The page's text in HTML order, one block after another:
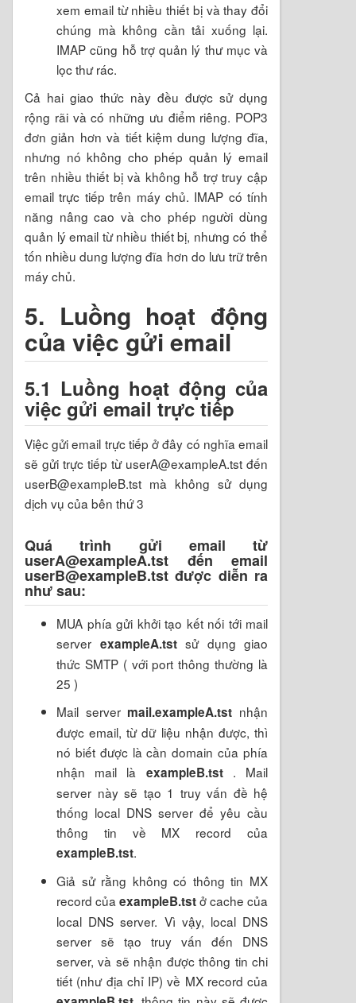
xem email từ nhiều thiết bị và thay đổi
chúng mà không cần tải xuống lại.
IMAP cũng hỗ trợ quản lý thư mục và
lọc thư rác.
Cả hai giao thức này đều được sử dụng
rộng rãi và có những ưu điểm riêng. POP3
đơn giản hơn và tiết kiệm dung lượng đĩa,
nhưng nó không cho phép quản lý email
trên nhiều thiết bị và không hỗ trợ truy cập
email trực tiếp trên máy chủ. IMAP có tính
năng nâng cao và cho phép người dùng
quản lý email từ nhiều thiết bị, nhưng có thể
tốn nhiều dung lượng đĩa hơn do lưu trữ trên
máy chủ.
5. Luồng hoạt động
của việc gửi email
5.1 Luồng hoạt động của
việc gửi email trực tiếp
Việc gửi email trực tiếp ở đây có nghĩa email
sẽ gửi trực tiếp từ userA@exampleA.tst đến
userB@exampleB.tst mà không sử dụng
dịch vụ của bên thứ 3
Quá trình gửi email từ
userA@exampleA.tst đến email
userB@exampleB.tst được diễn ra
như sau:
MUA phía gửi khởi tạo kết nối tới mail
server exampleA.tstsử dụng giao
thức SMTP ( với port thông thường là
25 )
Mail server mail.exampleA.tst nhận
được email, từ dữ liệu nhận được, thì
nó biết được là cần domain của phía
nhận mail là exampleB.tst. Mail
server này sẽ tạo 1 truy vấn đề hệ
thống local DNS server để yêu cầu
thông tin về MX record của
exampleB.tst.
Giả sử rằng không có thông tin MX
record củaexampleB.tstở cache của
local DNS server. Vì vậy, local DNS
server sẽ tạo truy vấn đến DNS
server, và sẽ nhận được thông tin chi
tiết (như địa chỉ IP) về MX record của